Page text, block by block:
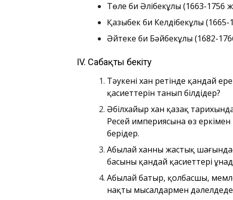
Төле би Әлібекұлы (1663-1756
Қазыбек би Келдібекұлы (1665-
Әйтеке би Бәйбекұлы (1682-
IV. Сабақты бекіту
Тәукенің хан ретінде қандай
қасиеттерін танып білдіңдер?
Әбілхайыр хан қазақ
Ресей империясына өз еркімен
беріңдер.
Абылай ханның жастық
басының қандай қасиеттері
Абылай батыр, қолбасшы,
нақты мысалдармен